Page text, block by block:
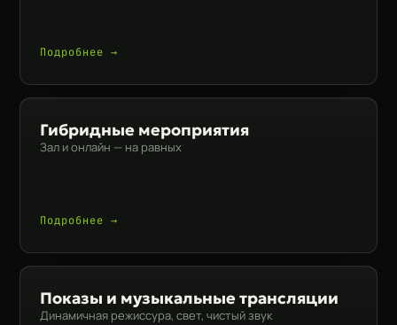
Подробнее →
Гибридные мероприятия
Зал и онлайн — на равных
Подробнее →
Показы и музыкальные трансляции
Динамичная режиссура, свет, чистый звук